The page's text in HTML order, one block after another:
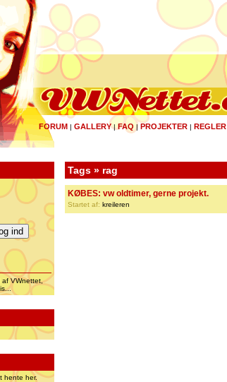
FORUM | GALLERY|FAQ | PROJEKTER | REGLER
af VWnettet,
hente her.
Tags » rag
KØBES: vw oldtimer, gerne projekt.
Startet af: kreileren